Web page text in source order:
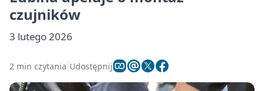
czujników
3 lutego 2026
2 min czytania Udostępnij